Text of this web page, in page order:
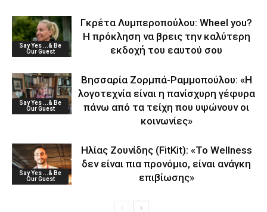
Say Yes ...& Be
Our Guest
Γκρέτα Λυμπεροπούλου: Wheel you?
Η πρόκληση να βρεις την καλύτερη
εκδοχή του εαυτού σου
Say Yes ...& Be
Our Guest
Βησσαρία Ζορμπά-Ραμμοπούλου: «Η
λογοτεχνία είναι η πανίσχυρη γέφυρα
πάνω από τα τείχη που υψώνουν οι
κοινωνίες»
Say Yes ...& Be
Our Guest
Ηλίας Ζουνίδης (FitKit): «Το Wellness
δεν είναι πια προνόμιο, είναι ανάγκη
επιβίωσης»